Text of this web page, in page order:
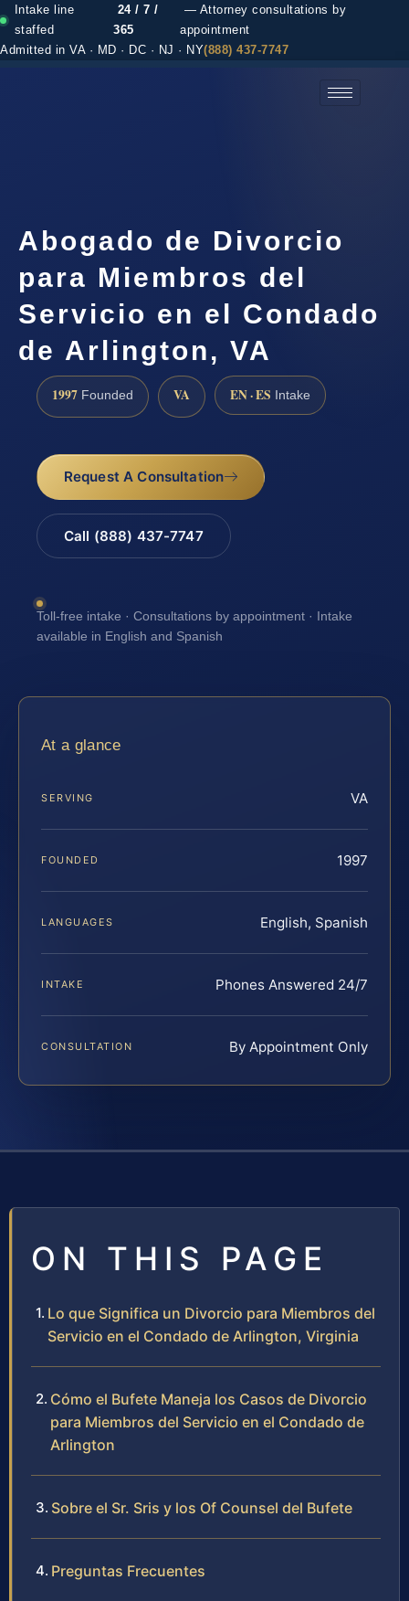
Intake line
staffed
24 / 7 /
365
— Attorney consultations by
appointment
Admitted in VA · MD · DC · NJ · NY(888) 437-7747
Abogado de Divorcio
para Miembros del
Servicio en el Condado
de Arlington, VA
1997 Founded VA EN · ES Intake
Request A Consultation
Call (888) 437-7747
Toll-free intake · Consultations by appointment · Intake
available in English and Spanish
At a glance
SERVING VA
FOUNDED 1997
LANGUAGES English, Spanish
INTAKE Phones Answered 24/7
CONSULTATION By Appointment Only
ON THIS PAGE
Lo que Significa un Divorcio para Miembros del
Servicio en el Condado de Arlington, Virginia
Cómo el Bufete Maneja los Casos de Divorcio
para Miembros del Servicio en el Condado de
Arlington
Sobre el Sr. Sris y los Of Counsel del Bufete
Preguntas Frecuentes